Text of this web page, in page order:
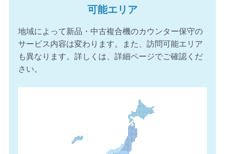
可能エリア
地域によって新品・中古複合機のカウンター保守の
サービス内容は変わります。また、訪問可能エリア
も異なります。詳しくは、詳細ページでご確認くだ
さい。